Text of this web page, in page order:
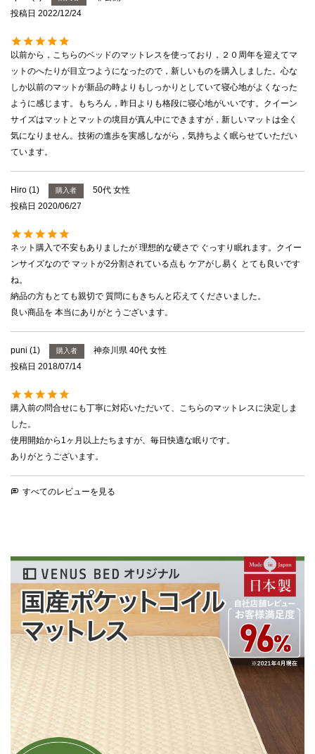
投稿日 2022/12/24
以前から，こちらのベッドのマットレスを使っており，２０周年を迎えてマ
ットのへたりが目立つようになったので，新しいものを購入しました。心な
しか以前のマットが新品の時よりもしっかりとしていて寝心地がよくなった
ように感じます。もちろん，昨日よりも格段に寝心地がいいです。クイーン
サイズはマットとマットの境目が真ん中にできますが，新しいマットは全く
気になりません。技術の進歩を実感しながら，気持ちよく眠らせていただい
ています。
Hiro 1 購入者 50代 女性
投稿日 2020/06/27
ネット購入で不安もありましたが 理想的な硬さで ぐっすり眠れます。クイー
ンサイズなので マットが2分割されている点も ケアがし易く とても良いです
ね。
納品の方もとても親切で 質問にもきちんと応えてくださいました。
良い商品を 本当にありがとうございます。
puni 1 購入者 神奈川県 40代 女性
投稿日 2018/07/14
購入前の問合せにも丁寧に対応いただいて、こちらのマットレスに決定しま
した。
使用開始から1ヶ月以上たちますが、毎日快適な眠りです。
ありがとうございます。
すべてのレビューを見る